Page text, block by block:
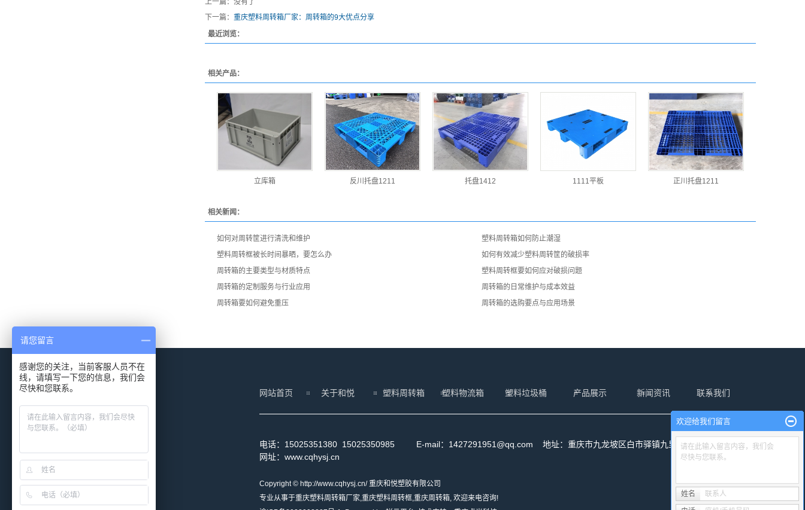
上一篇：没有了
下一篇： 重庆塑料周转箱厂家：周转箱的9大优点分享
最近浏览：
相关产品：
立库箱 反川托盘1211 托盘1412 1111平板 正川托盘1211
相关新闻：
如何对周转筐进行清洗和维护
塑料周转箱如何防止潮湿
塑料周转框被长时间暴晒，要怎么办
如何有效减少塑料周转筐的破损率
周转箱的主要类型与材质特点
塑料周转框要如何应对破损问题
周转箱的定制服务与行业应用
周转箱的日常维护与成本效益
周转箱要如何避免重压
周转箱的选购要点与应用场景
淘宝店二维码
网站首页 关于和悦 塑料周转箱 塑料物流箱 塑料垃圾桶 产品展示 新闻资讯 联系我们
电话：15025351380 15025350985 E-mail：1427291951@qq.com 地址：重庆市九龙坡区白市驿镇九里村工业园
网址：www.cqhysj.cn
Copyright © http://www.cqhysj.cn/ 重庆和悦塑胶有限公司
专业从事于重庆塑料周转箱厂家,重庆塑料周转框,重庆周转箱, 欢迎来电咨询!
欢迎给我们留言
请在此输入留言内容，我们会
尽快与您联系。
姓名 联系人
请您留言
感谢您的关注，当前客服人员不在
线，请填写一下您的信息，我们会
尽快和您联系。